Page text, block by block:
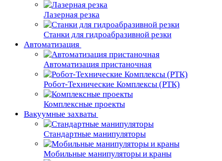
Лазерная резка
Станки для гидроабразивной резки
Автоматизация
Автоматизация пристаночная
Робот-Технические Комплексы (РТК)
Комплексные проекты
Вакуумные захваты
Стандартные манипуляторы
Мобильные манипуляторы и краны